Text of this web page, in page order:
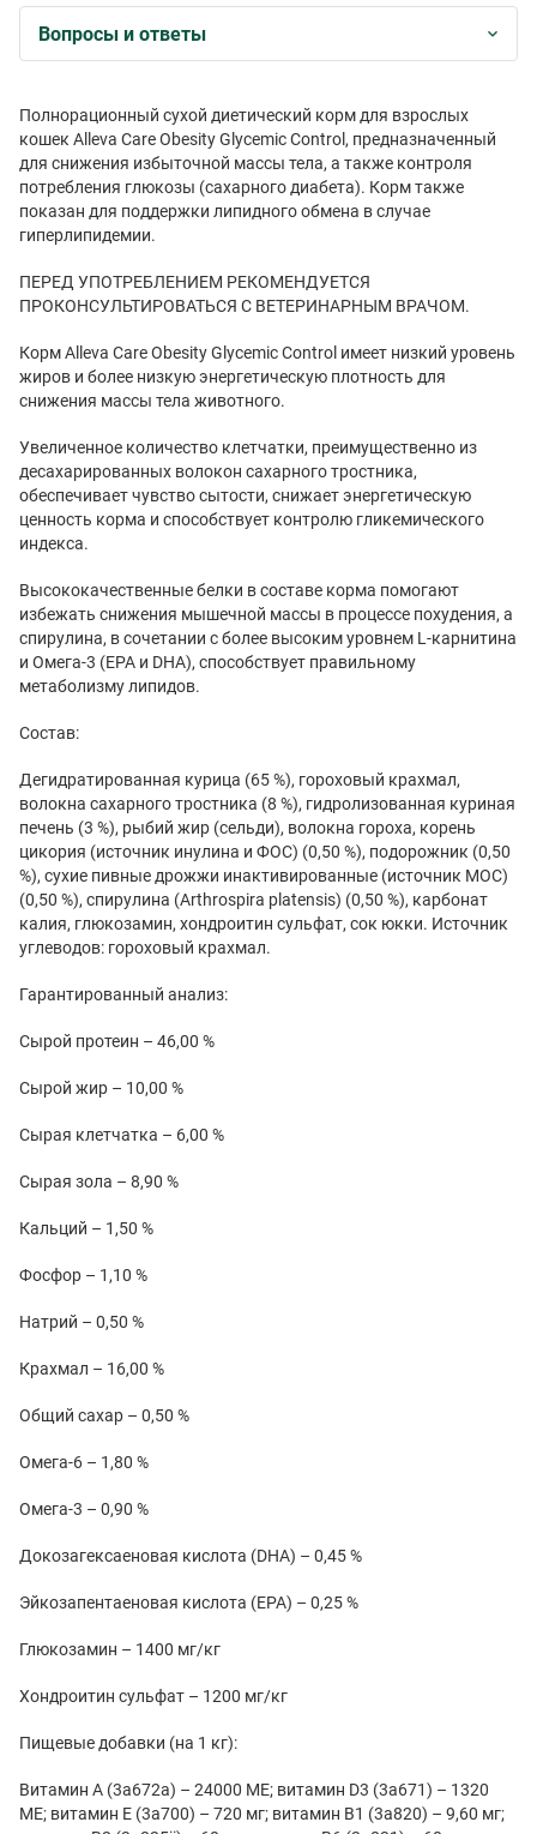
Вопросы и ответы
Полнорационный сухой диетический корм для взрослых
кошек Alleva Care Obesity Glycemic Control, предназначенный
для снижения избыточной массы тела, а также контроля
потребления глюкозы (сахарного диабета). Корм также
показан для поддержки липидного обмена в случае
гиперлипидемии.
ПЕРЕД УПОТРЕБЛЕНИЕМ РЕКОМЕНДУЕТСЯ
ПРОКОНСУЛЬТИРОВАТЬСЯ С ВЕТЕРИНАРНЫМ ВРАЧОМ.
Корм Alleva Care Obesity Glycemic Control имеет низкий уровень
жиров и более низкую энергетическую плотность для
снижения массы тела животного.
Увеличенное количество клетчатки, преимущественно из
десахарированных волокон сахарного тростника,
обеспечивает чувство сытости, снижает энергетическую
ценность корма и способствует контролю гликемического
индекса.
Высококачественные белки в составе корма помогают
избежать снижения мышечной массы в процессе похудения, а
спирулина, в сочетании с более высоким уровнем L-карнитина
и Омега-3 (EPA и DHA), способствует правильному
метаболизму липидов.
Состав:
Дегидратированная курица (65 %), гороховый крахмал,
волокна сахарного тростника (8 %), гидролизованная куриная
печень (3 %), рыбий жир (сельди), волокна гороха, корень
цикория (источник инулина и ФОС) (0,50 %), подорожник (0,50
%), сухие пивные дрожжи инактивированные (источник МОС)
(0,50 %), спирулина (Arthrospira platensis) (0,50 %), карбонат
калия, глюкозамин, хондроитин сульфат, сок юкки. Источник
углеводов: гороховый крахмал.
Гарантированный анализ:
Сырой протеин – 46,00 %
Сырой жир – 10,00 %
Сырая клетчатка – 6,00 %
Сырая зола – 8,90 %
Кальций – 1,50 %
Фосфор – 1,10 %
Натрий – 0,50 %
Крахмал – 16,00 %
Общий сахар – 0,50 %
Омега-6 – 1,80 %
Омега-3 – 0,90 %
Докозагексаеновая кислота (DHA) – 0,45 %
Эйкозапентаеновая кислота (EPA) – 0,25 %
Глюкозамин – 1400 мг/кг
Хондроитин сульфат – 1200 мг/кг
Пищевые добавки (на 1 кг):
Витамин А (3a672a) – 24000 МЕ; витамин D3 (3a671) – 1320
МЕ; витамин Е (3а700) – 720 мг; витамин B1 (3a820) – 9,60 мг;